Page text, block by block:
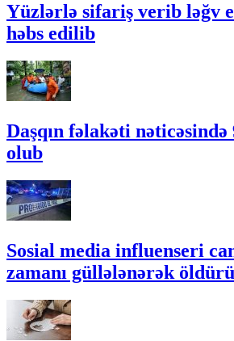
Yüzlərlə sifariş verib ləğv
həbs edilib
Daşqın fəlakəti
olub
Sosial media influenseri
zamanı güllələnərək